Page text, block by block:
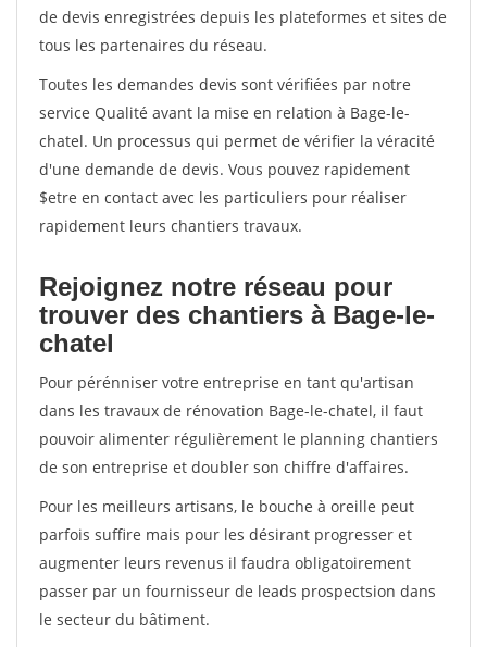
de devis enregistrées depuis les plateformes et sites de
tous les partenaires du réseau.
Toutes les demandes devis sont vérifiées par notre
service Qualité avant la mise en relation à Bage-le-
chatel. Un processus qui permet de vérifier la véracité
d'une demande de devis. Vous pouvez rapidement
$etre en contact avec les particuliers pour réaliser
rapidement leurs chantiers travaux.
Rejoignez notre réseau pour
trouver des chantiers à Bage-le-
chatel
Pour pérénniser votre entreprise en tant qu'artisan
dans les travaux de rénovation Bage-le-chatel, il faut
pouvoir alimenter régulièrement le planning chantiers
de son entreprise et doubler son chiffre d'affaires.
Pour les meilleurs artisans, le bouche à oreille peut
parfois suffire mais pour les désirant progresser et
augmenter leurs revenus il faudra obligatoirement
passer par un fournisseur de leads prospectsion dans
le secteur du bâtiment.